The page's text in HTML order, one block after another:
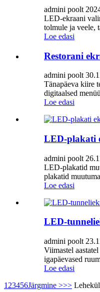
admini poolt
LED-ekraani
tolmule ja veele,
Loe edasi
Restorani
admini poolt
Tänapäeva kiire
digitaalsed
Loe edasi
LED-plakati
admini poolt
LED-plakatid
plakatid
Loe edasi
LED-
admini poolt
Viimastel
igapäevased
Loe edasi
1 23456Järgmine >>>